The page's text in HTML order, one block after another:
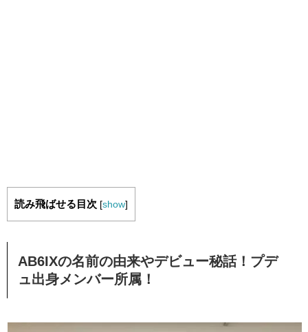
読み飛ばせる目次 [show]
AB6IXの名前の由来やデビュー秘話！プデ
ュ出身メンバー所属！